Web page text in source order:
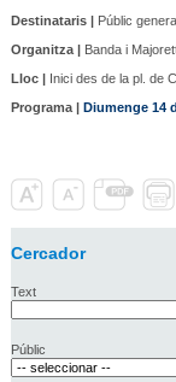
Destinataris |Públic
Organitza |Banda i
Lloc |Inici des de la pl. de
Programa | Diumenge 14
Cercador
Text
Públic